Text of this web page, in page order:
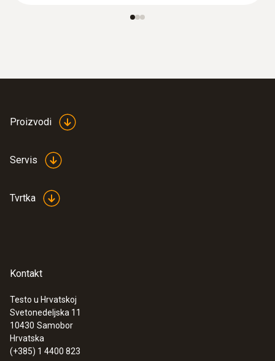
sensor - for measurements on pipes (Ø
6-35 mm)
€ 56,00
Proizvodi
Servis
Tvrtka
Kontakt
Testo u Hrvatskoj
Svetonedeljska 11
10430 Samobor
Hrvatska
(+385) 1 4400 823